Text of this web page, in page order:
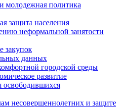
молодежная политика
защита населения
неформальной занятости
закупок
данных
городской среды
развитие
несовершеннолетних и защите